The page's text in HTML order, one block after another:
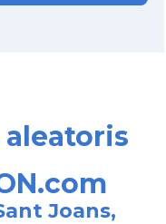
Joans,